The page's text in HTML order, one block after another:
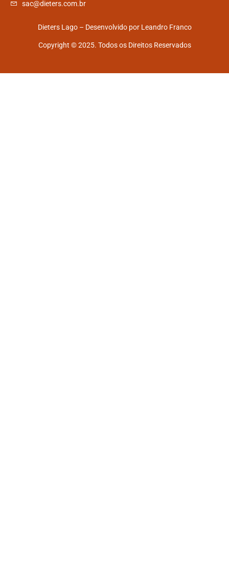
sac@dieters.com.br
Dieters Lago – Desenvolvido por Leandro Franco
Copyright © 2025. Todos os Direitos Reservados